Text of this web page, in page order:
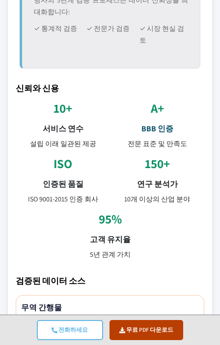
전화하세요 무료 PDF 다운로드
대화합니다:
✓ 통계적 검증
✓ 전문가 검증
✓ 시장 현실 검
토
신뢰와 신용
10+
서비스 연수
설립 이래 일관된 제공
A+
BBB 인증
전문 표준 및 만족도
ISO
인증된 품질
ISO 9001-2015 인증 회사
150+
연구 분석가
10개 이상의 산업 분야
95%
고객 유지율
5년 관계 가치
검증된 데이터 소스
무역 간행물
보안 및 방위 산업 저널 및 무역 출판물